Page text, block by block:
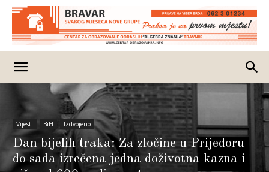
Vijesti BiH Izdvojeno
Dan bijelih traka: Za zločine u Prijedoru
do sada izrečena jedna doživotna kazna i